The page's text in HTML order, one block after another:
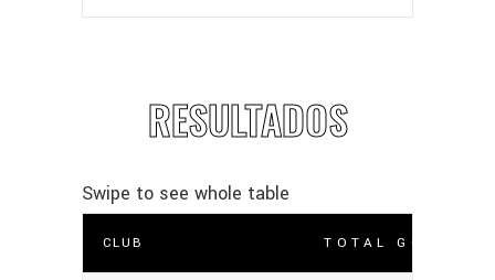
RESULTADOS
CLUB TOTAL GOLES